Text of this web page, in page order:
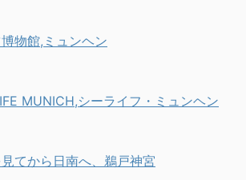
博物館,ミュンヘン
MUNICH,シーライフ・ミュンヘン
てから日南へ、鵜戸神宮